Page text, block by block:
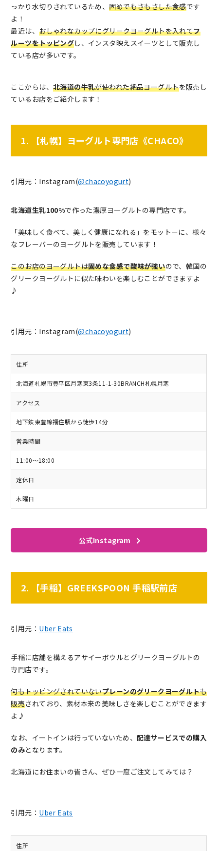
っかり水切りされているため、固めでもさもさした食感です
よ！
最近は、おしゃれなカップにグリークヨーグルトを入れてフ
ルーツをトッピングし、インスタ映えスイーツとして販売し
ている店が多いです。
ここからは、 北海道の牛乳が使われた絶品ヨーグルトを販売し
ているお店をご紹介します！
1. 【札幌】ヨーグルト専門店《CHACO》
引用元：Instagram(@chacoyogurt)
北海道生乳100%で作った濃厚ヨーグルトの専門店です。
「美味しく食べて、美しく健康になれる」をモットーに、様々
なフレーバーのヨーグルトを販売しています！
このお店のヨーグルトは固めな食感で酸味が強いので、韓国の
グリークヨーグルトに似た味わいを楽しむことができますよ
♪
引用元：Instagram(@chacoyogurt)
住所
北海道札幌市豊平区月寒東3条11-1-30BRANCH札幌月寒
アクセス
地下鉄東豊線福住駅から徒歩14分
営業時間
11:00〜18:00
定休日
木曜日
公式Instagram
2. 【手稲】GREEKSPOON 手稲駅前店
引用元： Uber Eats
手稲に店舗を構えるアサイーボウルとグリークヨーグルトの
専門店です。
何もトッピングされていないプレーンのグリークヨーグルトも
販売されており、素材本来の美味しさを楽しむことができます
よ♪
なお、イートインは行っていないため、 配達サービスでの購入
のみとなります。
北海道にお住まいの皆さん、ぜひ一度ご注文してみては？
引用元： Uber Eats
住所